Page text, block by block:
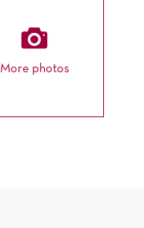
More photos